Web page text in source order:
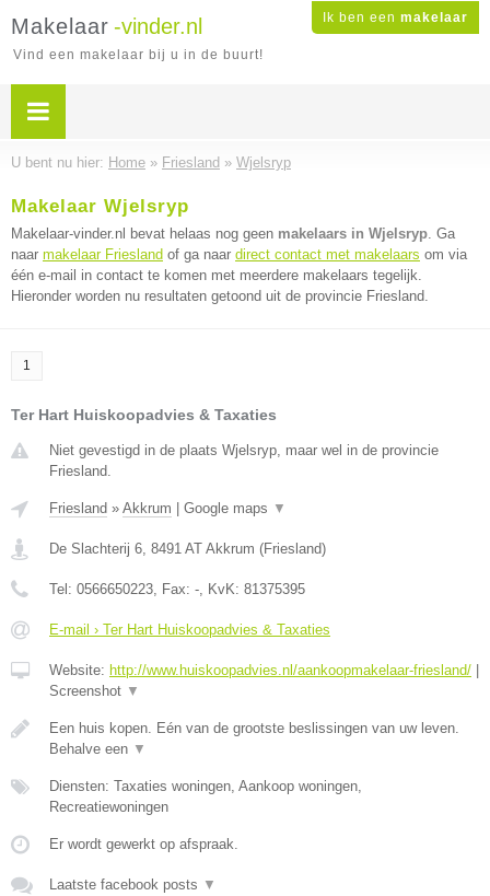
Ik ben een makelaar
Makelaar -vinder.nl
Vind een makelaar bij u in de buurt!
U bent nu hier: Home » Friesland » Wjelsryp
Makelaar Wjelsryp
Makelaar-vinder.nl bevat helaas nog geen makelaars in Wjelsryp. Ga
naar makelaar Friesland of ga naar direct contact met makelaars om via
één e-mail in contact te komen met meerdere makelaars tegelijk.
Hieronder worden nu resultaten getoond uit de provincie Friesland.
1
Ter Hart Huiskoopadvies & Taxaties
Niet gevestigd in de plaats Wjelsryp, maar wel in de provincie
Friesland.
Friesland » Akkrum Google maps ▼
De Slachterij 6, 8491 AT Akkrum (Friesland)
Tel: 0566650223, Fax: -, KvK: 81375395
E-mail › Ter Hart Huiskoopadvies & Taxaties
Website: http://www.huiskoopadvies.nl/aankoopmakelaar-friesland/
Screenshot ▼
Een huis kopen. Eén van de grootste beslissingen van uw leven.
Behalve een ▼
Diensten: Taxaties woningen, Aankoop woningen,
Recreatiewoningen
Er wordt gewerkt op afspraak.
Laatste facebook posts ▼